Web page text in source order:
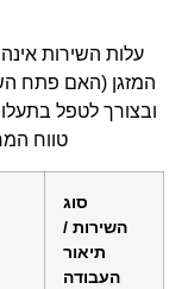
עלות השירות
המזגן (האם פתח
ובצורך לטפל
טווח
סוג
השירות /
תיאור
העבודה